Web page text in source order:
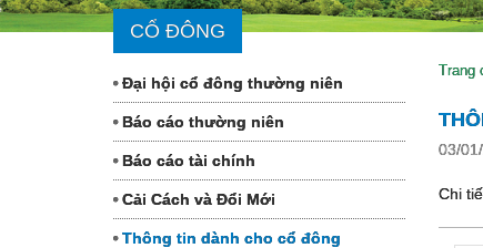
CỔ ĐÔNG
Đại hội cổ đông thường niên
Báo cáo thường niên
Báo cáo tài chính
Cải Cách và Đổi Mới
Thông tin dành cho cổ đông
Trang
03/
Chi